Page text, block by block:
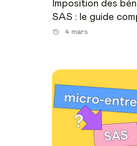
Imposition des
SAS : le guide
4 mars